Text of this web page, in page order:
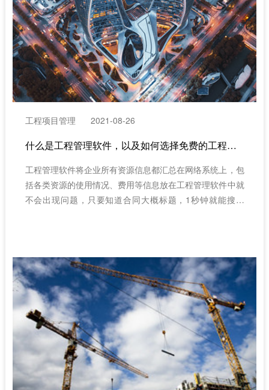
工程项目管理 2021-08-26
什么是工程管理软件，以及如何选择免费的工程管理软件APP
​工程管理软件将企业所有资源信息都汇总在网络系统上，包
括各类资源的使用情况、费用等信息放在工程管理软件中就
不会出现问题，只要知道合同大概标题，1秒钟就能搜出